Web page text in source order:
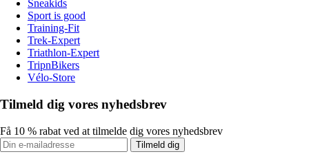
Sneakids
Sport is good
Training-Fit
Trek-Expert
Triathlon-Expert
TripnBikers
Vélo-Store
Tilmeld dig vores nyhedsbrev
Få 10 % rabat ved at tilmelde dig vores nyhedsbrev
Tilmeld dig